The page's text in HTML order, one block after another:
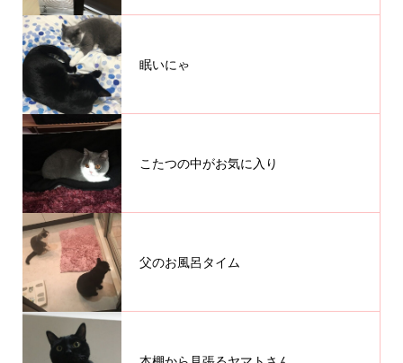
眠いにゃ
こたつの中がお気に入り
父のお風呂タイム